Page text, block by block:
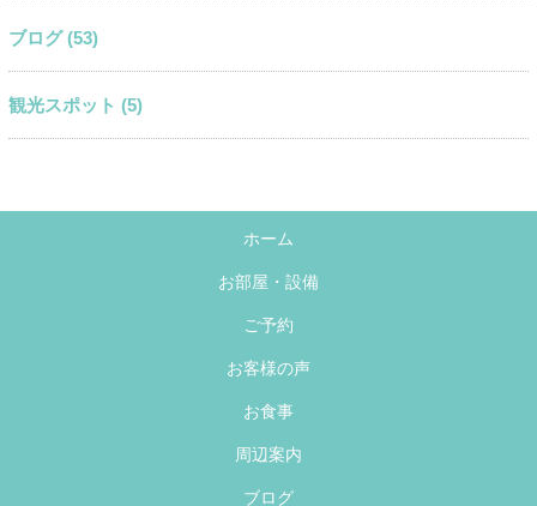
ブログ (53)
観光スポット (5)
ホーム
お部屋・設備
ご予約
お客様の声
お食事
周辺案内
ブログ